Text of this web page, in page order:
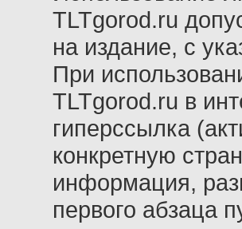
TLTgorod.ru
на издание, с
При
TLTgorod.ru в
гиперссылка
конкретную
информация,
первого абзаца